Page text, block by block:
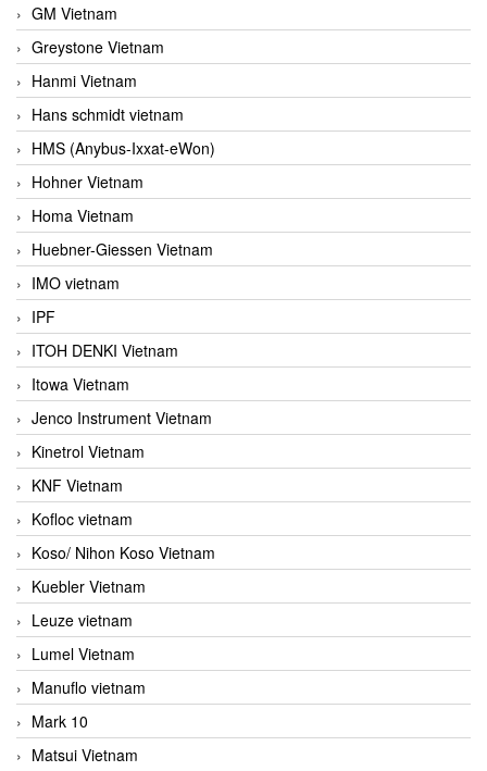
GM Vietnam
Greystone Vietnam
Hanmi Vietnam
Hans schmidt vietnam
HMS (Anybus-Ixxat-eWon)
Hohner Vietnam
Homa Vietnam
Huebner-Giessen Vietnam
IMO vietnam
IPF
ITOH DENKI Vietnam
Itowa Vietnam
Jenco Instrument Vietnam
Kinetrol Vietnam
KNF Vietnam
Kofloc vietnam
Koso/ Nihon Koso Vietnam
Kuebler Vietnam
Leuze vietnam
Lumel Vietnam
Manuflo vietnam
Mark 10
Matsui Vietnam